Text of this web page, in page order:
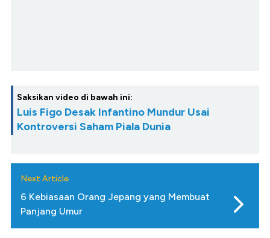
Saksikan video di bawah ini:
Luis Figo Desak Infantino Mundur Usai
Kontroversi Saham Piala Dunia
Next Article
6 Kebiasaan Orang Jepang yang Membuat
Panjang Umur